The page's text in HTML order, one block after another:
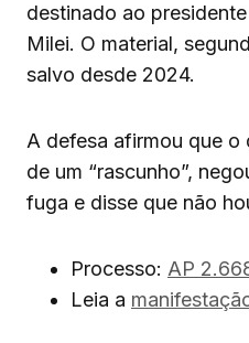
destinado ao
Milei. O material,
salvo desde 2024.
A defesa afirmou que o
de um “rascunho”,
fuga e disse que não
Processo: AP
Leia a